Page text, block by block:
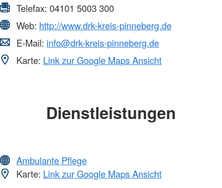
Telefax: 04101 5003 300
Web: http://www.drk-kreis-pinneberg.de
E-Mail: info@drk-kreis-pinneberg.de
Karte: Link zur Google Maps Ansicht
Dienstleistungen
Ambulante Pflege
Karte: Link zur Google Maps Ansicht